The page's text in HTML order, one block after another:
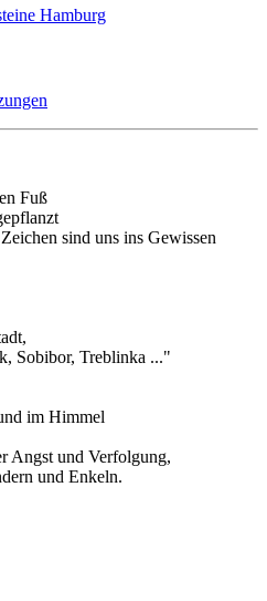
Hamburg
Fuß
sind uns ins Gewissen
Sobibor, Treblinka ..."
im Himmel
Angst und Verfolgung,
und Enkeln.